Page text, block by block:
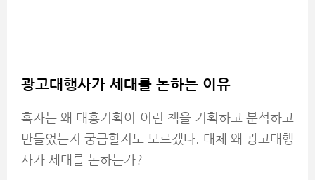
광고대행사가 세대를 논하는 이유
혹자는 왜 대홍기획이 이런 책을 기획하고 분석하고
만들었는지 궁금할지도 모르겠다. 대체 왜 광고대행
사가 세대를 논하는가?